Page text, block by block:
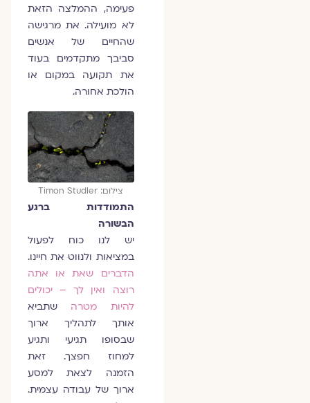
פעימה, ההמלצה הזאת
לא מועילה. את מרגישה
שהחיים של אנשים
סביבך מתקדמים בעוד
את תקועה במקום או
הולכת אחורה.
צילום: Timon Studler
התמודדות ברגע
הבשורה
יש לנו כוח לפעול
במציאות ולנווט את חיינו.
הדברים שאת או אתה
רוצה ואין לך – יכולים
להיות מטרה
שתביא
אותך לתהליך ארוך
שבסופו תגיעי ותגיע
למחוז חפצך. זאת
הזמנה לצאת למסע
ארוך של עבודה עצמית.